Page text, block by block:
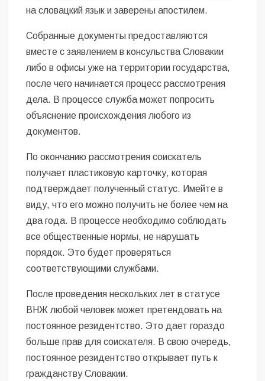
на словацкий язык и заверены апостилем.
Собранные документы предоставляются
вместе с заявлением в консульства Словакии
либо в офисы уже на территории государства,
после чего начинается процесс рассмотрения
дела. В процессе служба может попросить
объяснение происхождения любого из
документов.
По окончанию рассмотрения соискатель
получает пластиковую карточку, которая
подтверждает полученный статус. Имейте в
виду, что его можно получить не более чем на
два года. В процессе необходимо соблюдать
все общественные нормы, не нарушать
порядок. Это будет проверяться
соответствующими службами.
После проведения нескольких лет в статусе
ВНЖ любой человек может претендовать на
постоянное резидентство. Это дает гораздо
больше прав для соискателя. В свою очередь,
постоянное резидентство открывает путь к
гражданству Словакии.